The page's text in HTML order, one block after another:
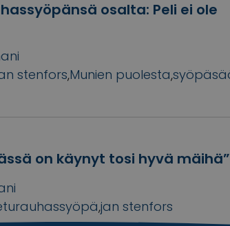
osalta: Peli ei ole
stenfors,Munien puolesta,
on käynyt tosi hyvä mäihä”
,jan stenfors